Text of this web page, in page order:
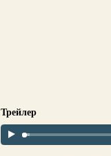
Трейлер